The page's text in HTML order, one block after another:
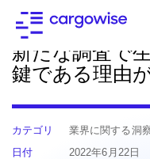
ニュースに戻る
新たな調査で
鍵である理由
カテゴリ
業界に関する洞
日付
2022年6月22日